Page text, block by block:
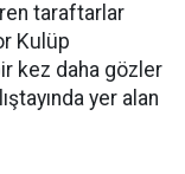
taraftarlar
Kulüp
kez daha gözler
yer alan